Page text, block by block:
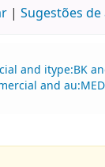
Sugestões
and itype:BK
and